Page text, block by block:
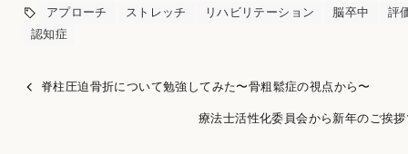
アプローチ
ストレッチ リハビリテーション 脳卒中
評
認知症
脊柱圧迫骨折について勉強してみた〜骨粗鬆症の視点から〜
療法士活性化委員会から新年のご挨